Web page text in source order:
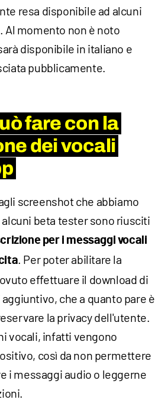
resa disponibile ad alcuni
momento non è noto
disponibile in italiano e
pubblicamente.
fare con la
dei vocali
screenshot che abbiamo
beta tester sono riusciti
per i messaggi vocali
. Per poter abilitare la
effettuare il download di
che a quanto pare è
la privacy dell'utente.
vocali, infatti vengono
così da non permettere
i messaggi audio o leggerne